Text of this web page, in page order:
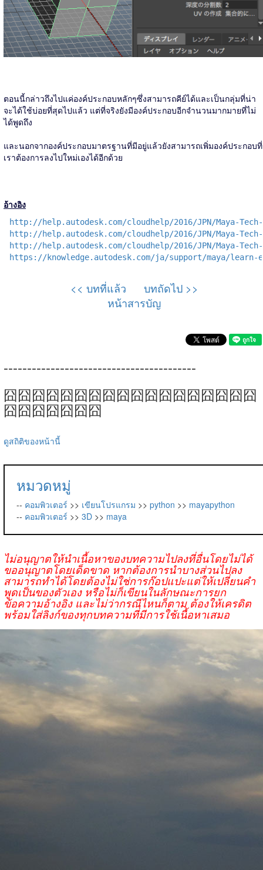
ตอนนี้กล่าวถึงไปแค่องค์ประกอบหลักๆซึ่งสามารถคีย์ได้และเป็นกลุ่มที่น่า
จะได้ใช้บ่อยที่สุดไปแล้ว แต่ที่จริงยังมีองค์ประกอบอีกจำนวนมากมายที่ไม่
ได้พูดถึง
และนอกจากองค์ประกอบมาตรฐานที่มีอยู่แล้วยังสามารถเพิ่มองค์ประกอบที่
เราต้องการลงไปใหม่เองได้อีกด้วย
อ้างอิง
http://help.autodesk.com/cloudhelp/2016/JPN/Maya-
http://help.autodesk.com/cloudhelp/2016/JPN/Maya-
http://help.autodesk.com/cloudhelp/2016/JPN/Maya-
https://knowledge.autodesk.com/ja/support/maya/learn-
<< บทที่แล้ว
บทถัดไป >>
หน้าสารบัญ
-----------------------------------------
囧囧囧囧囧囧囧囧囧囧囧囧囧囧囧囧囧囧
囧囧囧囧囧囧囧
ดูสถิติของหน้านี้
หมวดหมู่
-- คอมพิวเตอร์ >> เขียนโปรแกรม >> python >> mayapython
-- คอมพิวเตอร์ >> 3D >> maya
ไม่อนุญาตให้นำเนื้อหาของบทความไปลงที่อื่นโดยไม่ได้
ขออนุญาตโดยเด็ดขาด หากต้องการนำบางส่วนไปลง
สามารถทำได้โดยต้องไม่ใช่การก๊อปแปะแต่ให้เปลี่ยนคำ
พูดเป็นของตัวเอง หรือไม่ก็เขียนในลักษณะการยก
ข้อความอ้างอิง และไม่ว่ากรณีไหนก็ตาม ต้องให้เครดิต
พร้อมใส่ลิงก์ของทุกบทความที่มีการใช้เนื้อหาเสมอ